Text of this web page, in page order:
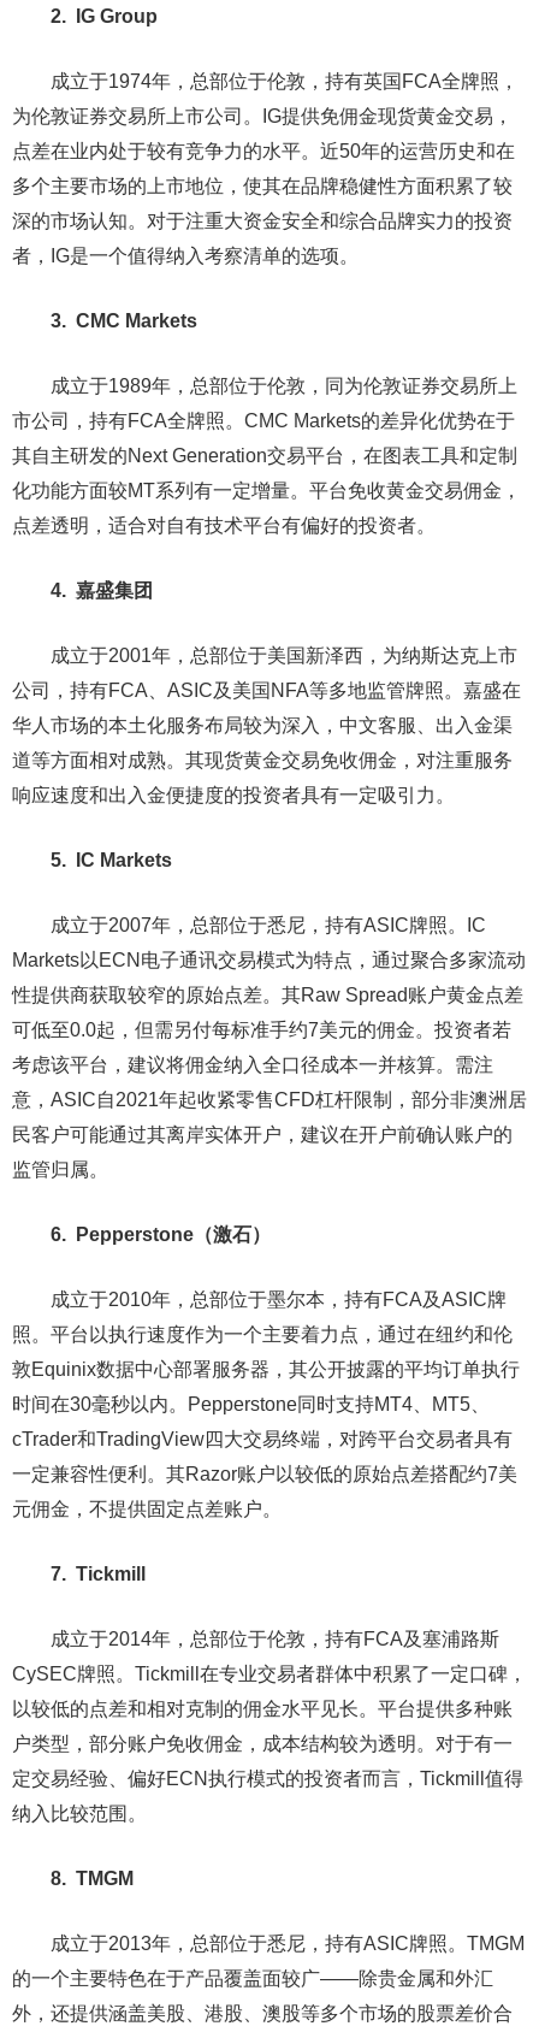
2. IG Group
成立于1974年，总部位于伦敦，持有英国FCA全牌照，
为伦敦证券交易所上市公司。IG提供免佣金现货黄金交易，
点差在业内处于较有竞争力的水平。近50年的运营历史和在
多个主要市场的上市地位，使其在品牌稳健性方面积累了较
深的市场认知。对于注重大资金安全和综合品牌实力的投资
者，IG是一个值得纳入考察清单的选项。
3. CMC Markets
成立于1989年，总部位于伦敦，同为伦敦证券交易所上
市公司，持有FCA全牌照。CMC Markets的差异化优势在于
其自主研发的Next Generation交易平台，在图表工具和定制
化功能方面较MT系列有一定增量。平台免收黄金交易佣金，
点差透明，适合对自有技术平台有偏好的投资者。
4. 嘉盛集团
成立于2001年，总部位于美国新泽西，为纳斯达克上市
公司，持有FCA、ASIC及美国NFA等多地监管牌照。嘉盛在
华人市场的本土化服务布局较为深入，中文客服、出入金渠
道等方面相对成熟。其现货黄金交易免收佣金，对注重服务
响应速度和出入金便捷度的投资者具有一定吸引力。
5. IC Markets
成立于2007年，总部位于悉尼，持有ASIC牌照。IC
Markets以ECN电子通讯交易模式为特点，通过聚合多家流动
性提供商获取较窄的原始点差。其Raw Spread账户黄金点差
可低至0.0起，但需另付每标准手约7美元的佣金。投资者若
考虑该平台，建议将佣金纳入全口径成本一并核算。需注
意，ASIC自2021年起收紧零售CFD杠杆限制，部分非澳洲居
民客户可能通过其离岸实体开户，建议在开户前确认账户的
监管归属。
6. Pepperstone（激石）
成立于2010年，总部位于墨尔本，持有FCA及ASIC牌
照。平台以执行速度作为一个主要着力点，通过在纽约和伦
敦Equinix数据中心部署服务器，其公开披露的平均订单执行
时间在30毫秒以内。Pepperstone同时支持MT4、MT5、
cTrader和TradingView四大交易终端，对跨平台交易者具有
一定兼容性便利。其Razor账户以较低的原始点差搭配约7美
元佣金，不提供固定点差账户。
7. Tickmill
成立于2014年，总部位于伦敦，持有FCA及塞浦路斯
CySEC牌照。Tickmill在专业交易者群体中积累了一定口碑，
以较低的点差和相对克制的佣金水平见长。平台提供多种账
户类型，部分账户免收佣金，成本结构较为透明。对于有一
定交易经验、偏好ECN执行模式的投资者而言，Tickmill值得
纳入比较范围。
8. TMGM
成立于2013年，总部位于悉尼，持有ASIC牌照。TMGM
的一个主要特色在于产品覆盖面较广——除贵金属和外汇
外，还提供涵盖美股、港股、澳股等多个市场的股票差价合